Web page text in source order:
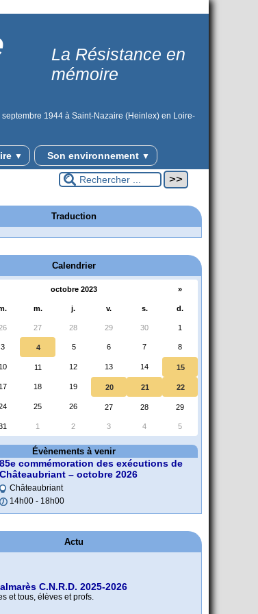
La Résistance en
mémoire
1944 à Saint-Nazaire (Heinlex) en Loire-
▼ Son environnement ▼
Traduction
Calendrier
octobre 2023 »
m. j. v. s. d.
27 28 29 30 1
3 4 5 6 7 8
10 11 12 13 14 15
17 18 19 20 21 22
25 26 27 28 29
1 2 3 4 5
Évènements à venir
85e commémoration des exécutions de
Châteaubriant – octobre 2026
Châteaubriant
14h00 - 18h00
Actu
C.N.R.D. 2025-2026
et tous, élèves et profs.